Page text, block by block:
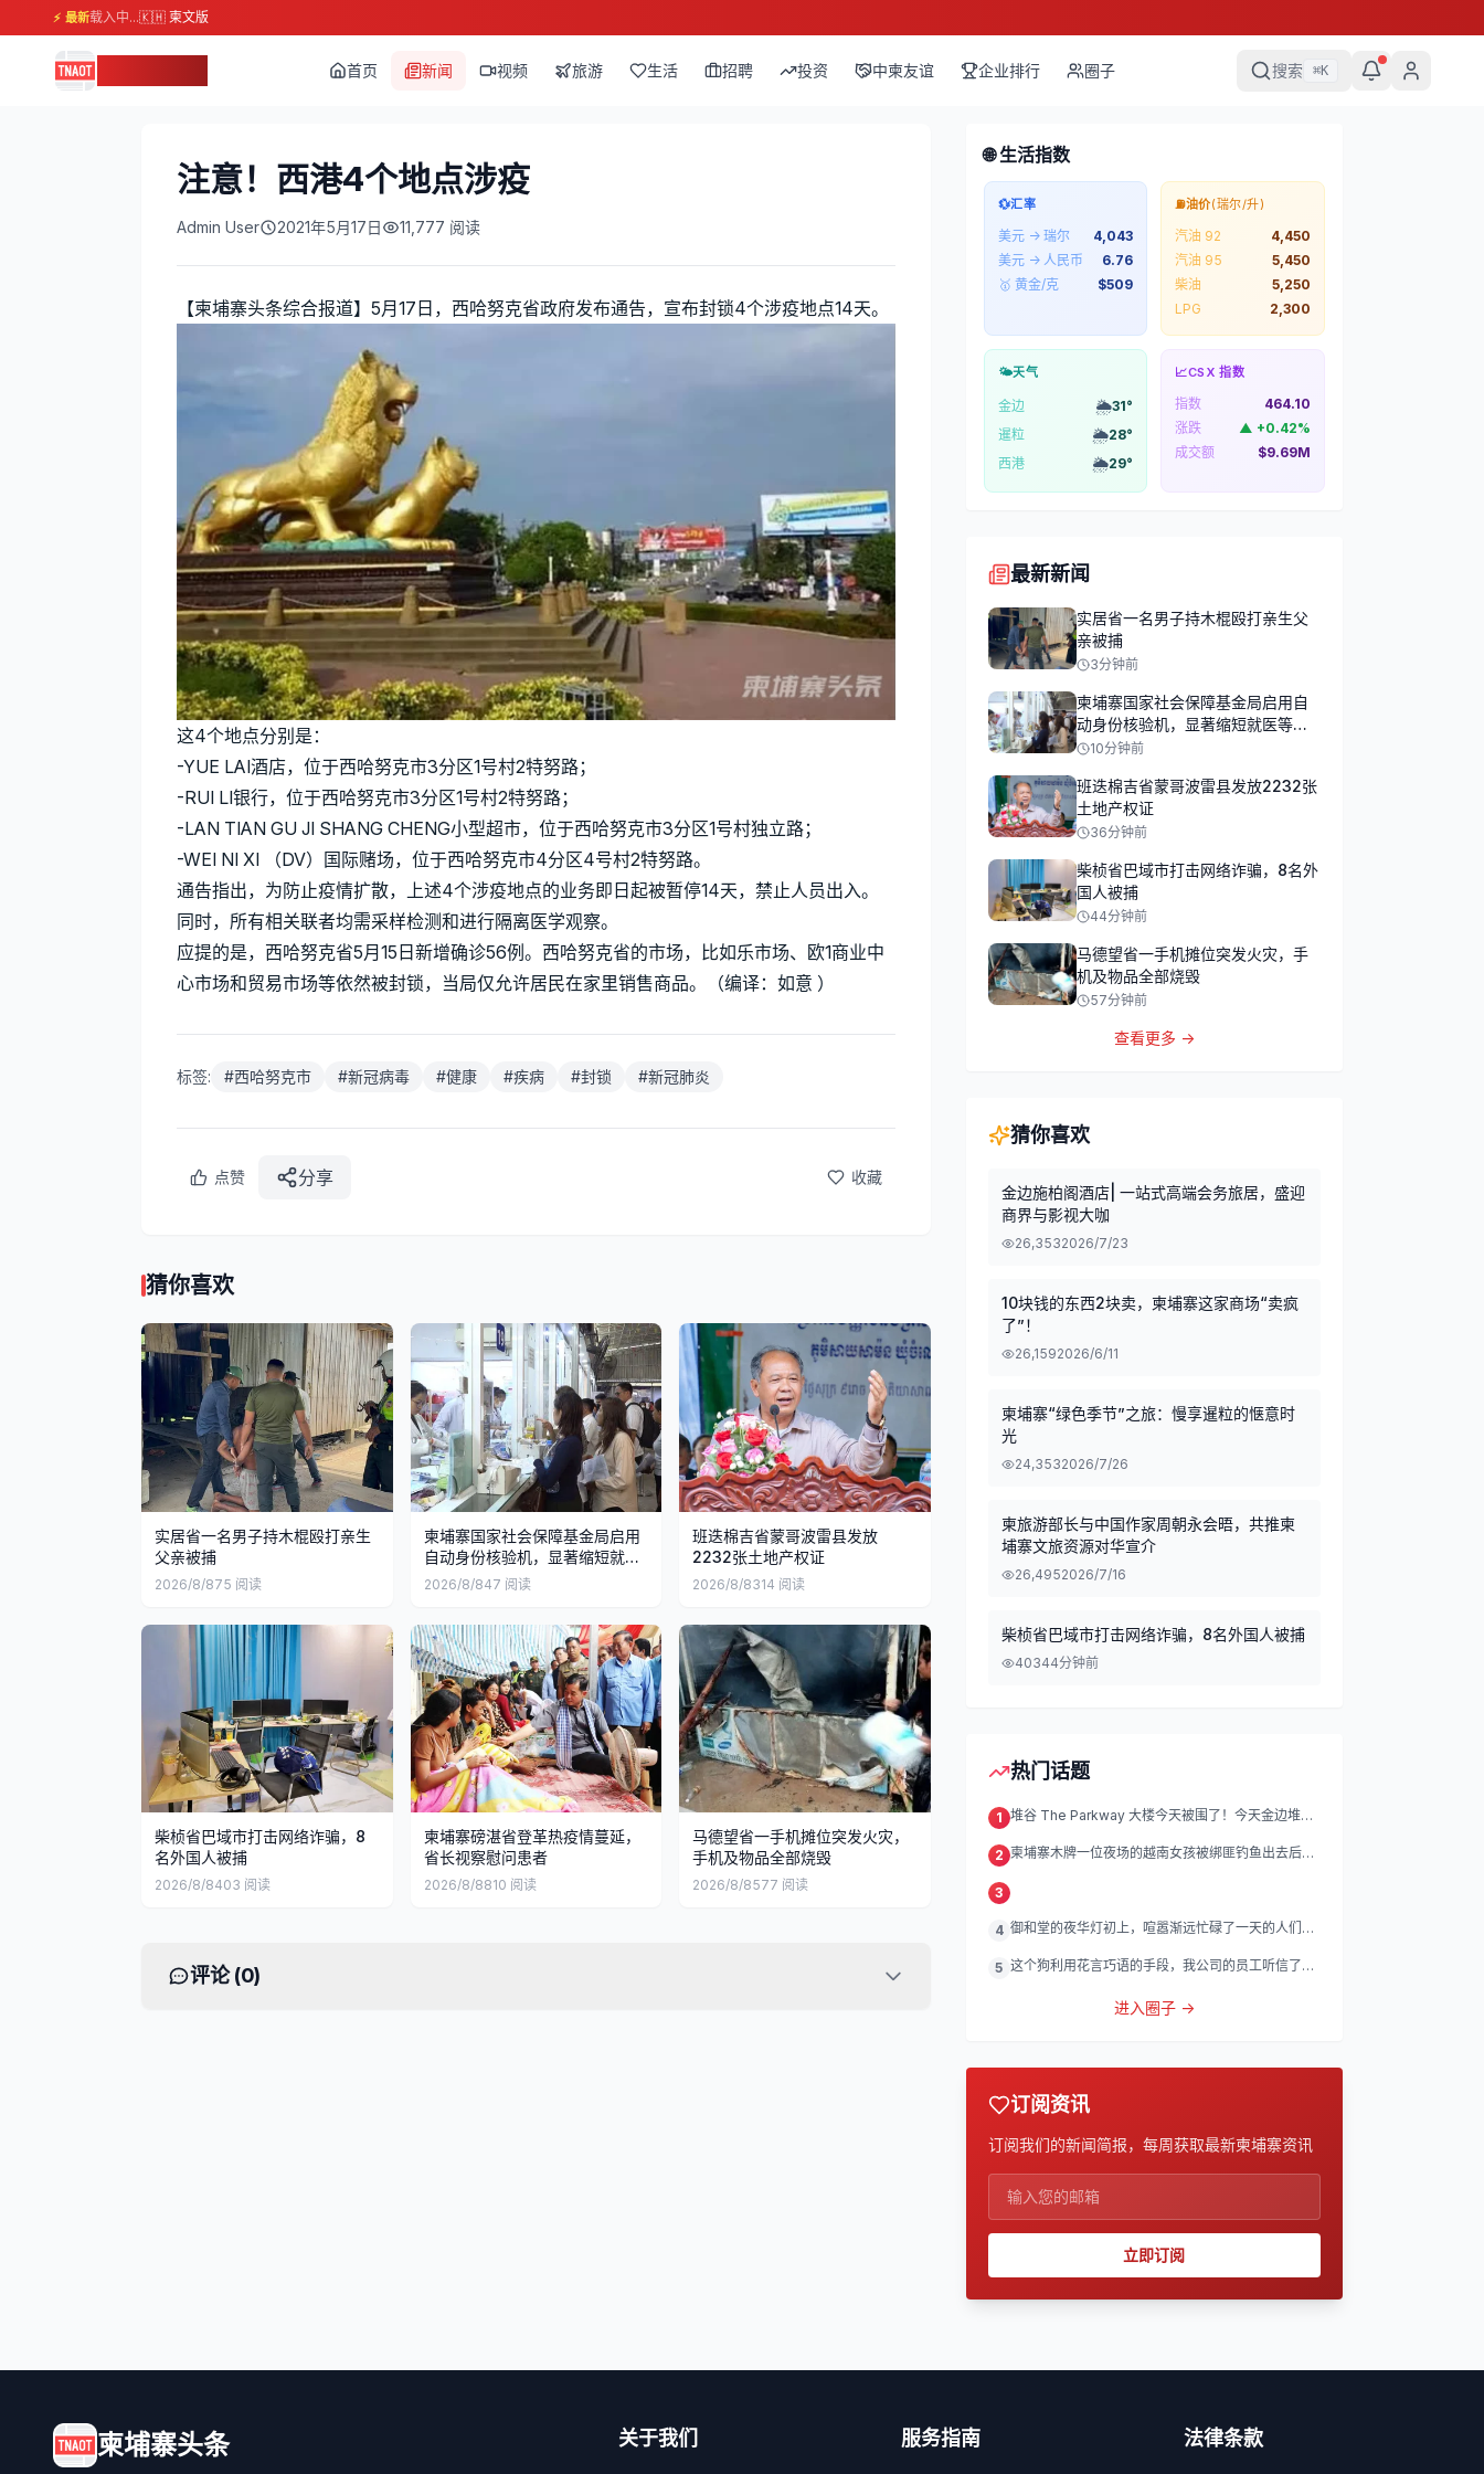
⚡ 最新载入中...🇰🇭 柬文版
首页 新闻 视频 旅游 生活 招聘 投资 中柬友谊 企业排行 圈子 搜索 ⌘K
注意！西港4个地点涉疫
Admin User 2021年5月17日 11,777 阅读
【柬埔寨头条综合报道】5月17日，西哈努克省政府发布通告，宣布封锁4个涉疫地点14天。
这4个地点分别是：
-YUE LAI酒店，位于西哈努克市3分区1号村2特努路；
-RUI LI银行，位于西哈努克市3分区1号村2特努路；
-LAN TIAN GU JI SHANG CHENG小型超市，位于西哈努克市3分区1号村独立路；
-WEI NI XI （DV）国际赌场，位于西哈努克市4分区4号村2特努路。
通告指出，为防止疫情扩散，上述4个涉疫地点的业务即日起被暂停14天，禁止人员出入。
同时，所有相关联者均需采样检测和进行隔离医学观察。
应提的是，西哈努克省5月15日新增确诊56例。西哈努克省的市场，比如乐市场、欧1商业中
心市场和贸易市场等依然被封锁，当局仅允许居民在家里销售商品。（编译：如意 ）
标签: #西哈努克市 #新冠病毒 #健康 #疾病 #封锁 #新冠肺炎
点赞 分享 收藏
猜你喜欢
实居省一名男子持木棍殴打亲生
父亲被捕
2026/8/875 阅读
柬埔寨国家社会保障基金局启用
自动身份核验机，显著缩短就医
等待时间
2026/8/847 阅读
班迭棉吉省蒙哥波雷县发放
2232张土地产权证
2026/8/8314 阅读
柴桢省巴域市打击网络诈骗，8
名外国人被捕
2026/8/8403 阅读
柬埔寨磅湛省登革热疫情蔓延，
省长视察慰问患者
2026/8/8810 阅读
马德望省一手机摊位突发火灾，
手机及物品全部烧毁
2026/8/8577 阅读
评论 (0)
🌐 生活指数
💱汇率
美元 → 瑞尔
4,043
美元 → 人民币
6.76
🥇 黄金/克
$509
⛽油价(瑞尔/升)
汽油 92
4,450
汽油 95
5,450
柴油
5,250
LPG
2,300
🌤️天气
金边 🌦️31°
暹粒
🌦️28°
西港
🌦️29°
📈CSX 指数
指数
464.10
涨跌
▲ +0.42%
成交额
$9.69M
最新新闻
实居省一名男子持木棍殴打亲生父
亲被捕
3分钟前
柬埔寨国家社会保障基金局启用自
动身份核验机，显著缩短就医等待
时间10分钟前
班迭棉吉省蒙哥波雷县发放2232张
土地产权证
36分钟前
柴桢省巴域市打击网络诈骗，8名外
国人被捕
44分钟前
马德望省一手机摊位突发火灾，手
机及物品全部烧毁
57分钟前
查看更多 →
猜你喜欢
金边施柏阁酒店| 一站式高端会务旅居，盛迎
商界与影视大咖
26,3532026/7/23
10块钱的东西2块卖，柬埔寨这家商场“卖疯
了”！
26,1592026/6/11
柬埔寨“绿色季节”之旅：慢享暹粒的惬意时
光
24,3532026/7/26
柬旅游部长与中国作家周朝永会晤，共推柬
埔寨文旅资源对华宣介
26,4952026/7/16
柴桢省巴域市打击网络诈骗，8名外国人被捕
40344分钟前
热门话题
1 堆谷 The Parkway 大楼今天被围了！今天金边堆谷
2 柬埔寨木牌一位夜场的越南女孩被绑匪钓鱼出去后遭
3
4 御和堂的夜华灯初上，喧嚣渐远忙碌了一天的人们渐
5 这个狗利用花言巧语的手段，我公司的员工听信了他
进入圈子 →
订阅资讯
订阅我们的新闻简报，每周获取最新柬埔寨资讯
立即订阅
柬埔寨头条 关于我们 服务指南 法律条款